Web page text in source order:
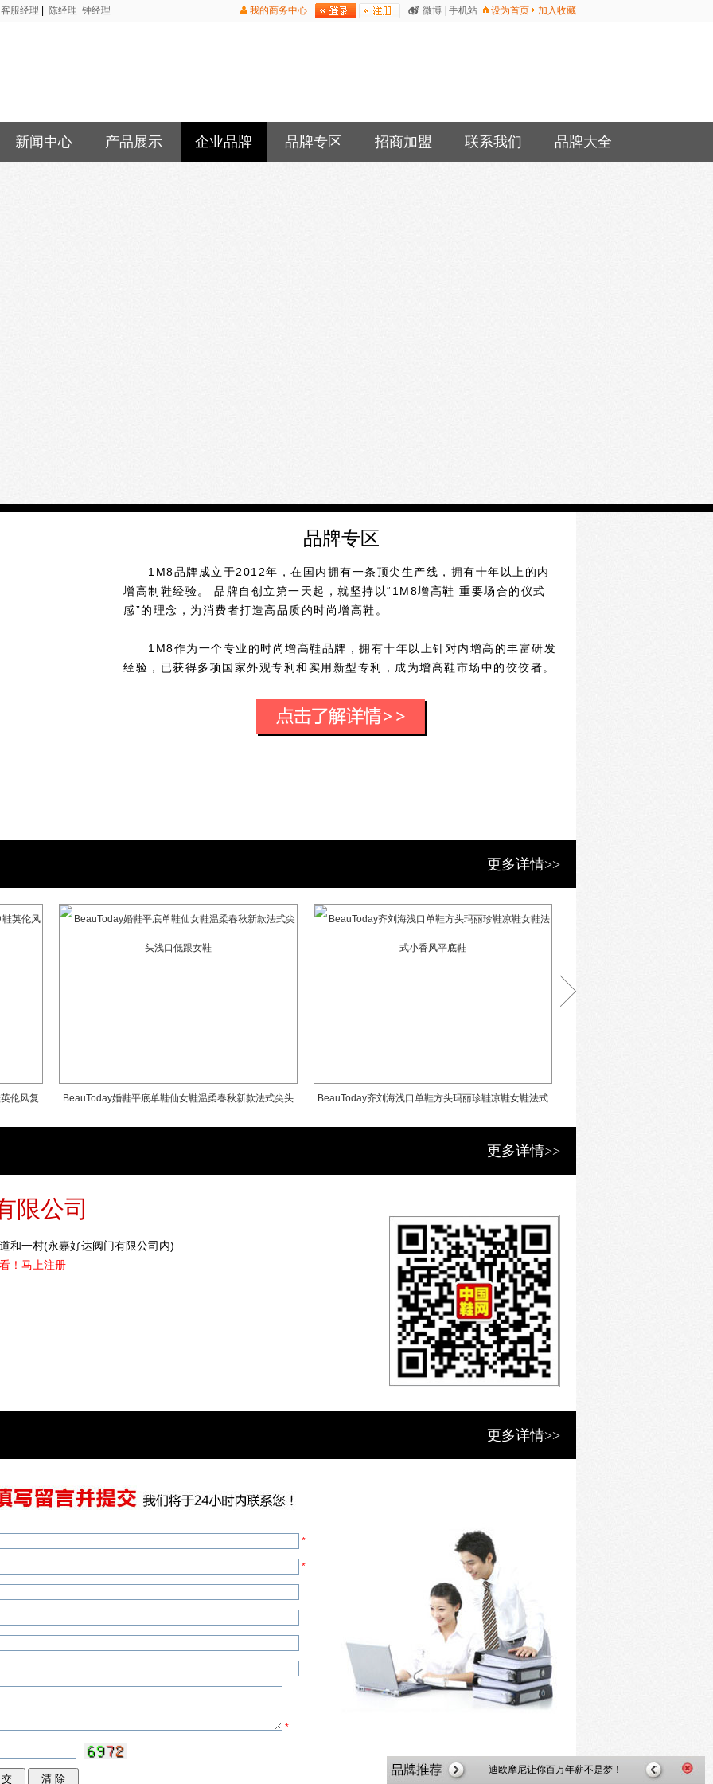
设为首页 加入收藏
手机站
微博
我的商务中心
服经理 陈经理 钟经理
新闻中心 产品展示 企业品牌 品牌专区 招商加盟 联系我们 品牌大全
品牌专区
1M8品牌成立于2012年，在国内拥有一条顶尖生产线，拥有十年以上的内
增高制鞋经验。 品牌自创立第一天起，就坚持以“1M8增高鞋 重要场合的仪式
感”的理念，为消费者打造高品质的时尚增高鞋。
1M8作为一个专业的时尚增高鞋品牌，拥有十年以上针对内增高的丰富研发
经验，已获得多项国家外观专利和实用新型专利，成为增高鞋市场中的佼佼者。
从创立开始，1M8始终坚持工艺传承，用科研的态度研究增高鞋垫，其中
1M8增高鞋垫已发展成为强大的1M8-inside,可适配于市面上大多数鞋款。
更多详情>>
伦风复 BeauToday婚鞋平底单鞋仙女鞋温柔春秋新款法式尖头
浅口低跟女鞋
BeauToday齐刘海浅口单鞋方头玛丽珍鞋凉鞋女鞋法式
小香风平底鞋
更多详情>>
限公司
和一村(永嘉好达阀门有限公司内)
！ 马上注册
更多详情>>
*
*
*
迪欧摩尼让你百万年薪不是梦！